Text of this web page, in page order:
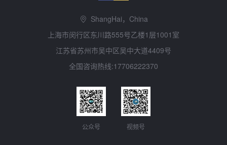
ShangHai，China
上海市闵行区东川路555号乙楼1层1001室
江苏省苏州市吴中区吴中大道4409号
全国咨询热线:17706222370
公众号 视频号